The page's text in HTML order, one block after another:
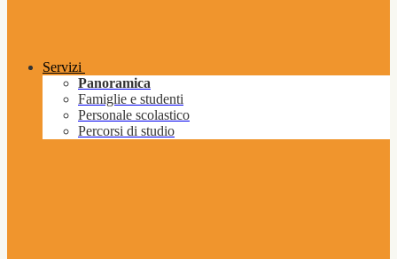
Servizi
Panoramica
Famiglie e studenti
Personale scolastico
Percorsi di studio